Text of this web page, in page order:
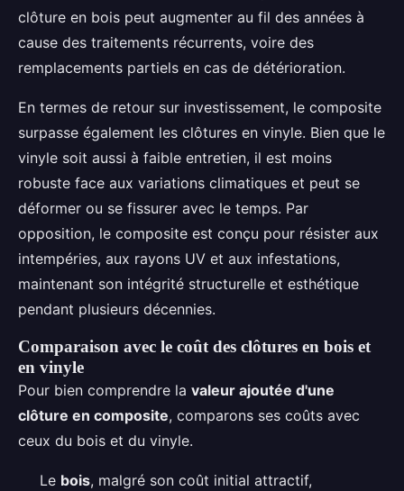
clôture en bois peut augmenter au fil des années à
cause des traitements récurrents, voire des
remplacements partiels en cas de détérioration.
En termes de retour sur investissement, le composite
surpasse également les clôtures en vinyle. Bien que le
vinyle soit aussi à faible entretien, il est moins
robuste face aux variations climatiques et peut se
déformer ou se fissurer avec le temps. Par
opposition, le composite est conçu pour résister aux
intempéries, aux rayons UV et aux infestations,
maintenant son intégrité structurelle et esthétique
pendant plusieurs décennies.
Comparaison avec le coût des clôtures en bois et
en vinyle
Pour bien comprendre la valeur ajoutée d'une
clôture en composite, comparons ses coûts avec
ceux du bois et du vinyle.
Le bois, malgré son coût initial attractif,